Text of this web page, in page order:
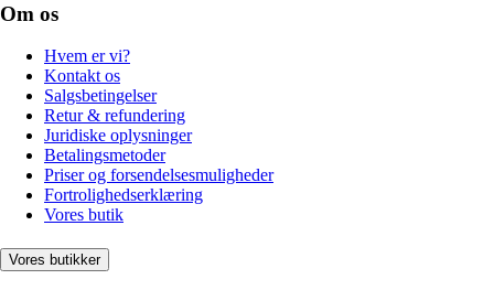
Om os
Hvem er vi?
Kontakt os
Salgsbetingelser
Retur & refundering
Juridiske oplysninger
Betalingsmetoder
Priser og forsendelsesmuligheder
Fortrolighedserklæring
Vores butik
Vores butikker